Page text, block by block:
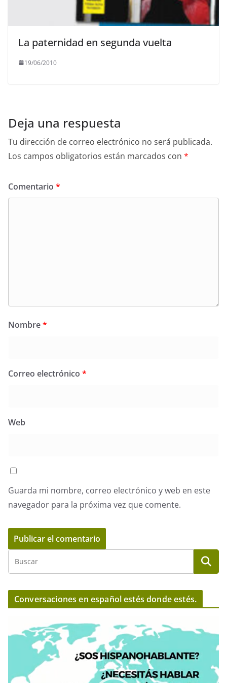
La paternidad en segunda vuelta
19/06/2010
Deja una respuesta
Tu dirección de correo electrónico no será publicada.
Los campos obligatorios están marcados con *
Comentario *
Nombre*
Correo electrónico *
Web
Guarda mi nombre, correo electrónico y web en este
navegador para la próxima vez que comente.
Conversaciones en español estés donde estés.
e